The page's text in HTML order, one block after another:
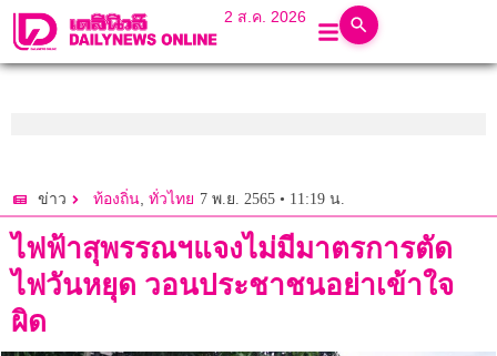
2 ส.ค. 2026
ข่าว ท้องถิ่น, ทั่วไทย 7 พ.ย. 2565 • 11:19 น.
ไฟฟ้าสุพรรณฯแจงไม่มีมาตรการตัด
ไฟวันหยุด วอนประชาชนอย่าเข้าใจ
ผิด